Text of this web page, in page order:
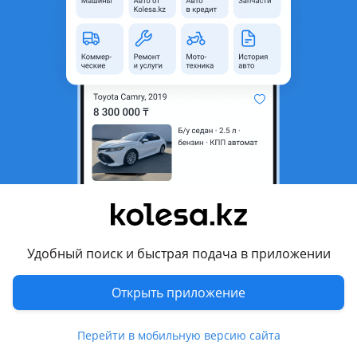
Удобный поиск и быстрая подача в приложении
Открыть приложение
Перейти в мобильную версию сайта
Актау, Мангистауская
2009 - 2011 XV40 рестайлинг
Седан
Объем двигателя, л
440 592 км
Автомат
Привод
Передний привод
Руль
Слева
Растаможен в Казахстане
Да